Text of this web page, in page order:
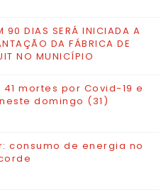
90 DIAS SERÁ INICIADA A
DA FÁBRICA DE
NO MUNICÍPIO
mortes por Covid-19 e
domingo (31)
consumo de energia no